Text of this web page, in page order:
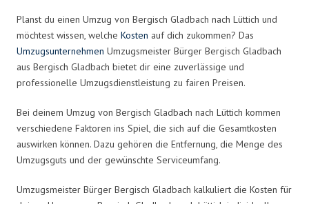
Planst du einen Umzug von Bergisch Gladbach nach Lüttich und
möchtest wissen, welche Kosten auf dich zukommen? Das
Umzugsunternehmen Umzugsmeister Bürger Bergisch Gladbach
aus Bergisch Gladbach bietet dir eine zuverlässige und
professionelle Umzugsdienstleistung zu fairen Preisen.
Bei deinem Umzug von Bergisch Gladbach nach Lüttich kommen
verschiedene Faktoren ins Spiel, die sich auf die Gesamtkosten
auswirken können. Dazu gehören die Entfernung, die Menge des
Umzugsguts und der gewünschte Serviceumfang.
Umzugsmeister Bürger Bergisch Gladbach kalkuliert die Kosten für